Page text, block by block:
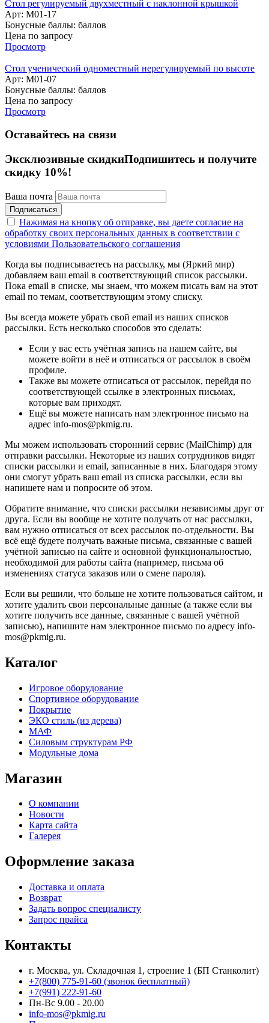
Стол регулируемый двухместный с наклонной крышкой
Арт: M01-17
Бонусные баллы: баллов
Цена по запросу
Просмотр
Стол ученический одноместный нерегулируемый по высоте
Арт: M01-07
Бонусные баллы: баллов
Цена по запросу
Просмотр
Оставайтесь на связи
Эксклюзивные скидкиПодпишитесь и получите
скидку 10%!
Ваша почта
Подписаться
Нажимая на кнопку об отправке, вы даете согласие на
обработку своих персональных данных в соответствии с
условиями Пользовательского соглашения
Когда вы подписываетесь на рассылку, мы (Яркий мир)
добавляем ваш email в соответствующий список рассылки.
Пока email в списке, мы знаем, что можем писать вам на этот
email по темам, соответствующим этому списку.
Вы всегда можете убрать свой email из наших списков
рассылки. Есть несколько способов это сделать:
Если у вас есть учётная запись на нашем сайте, вы
можете войти в неё и отписаться от рассылок в своём
профиле.
Также вы можете отписаться от рассылок, перейдя по
соответствующей ссылке в электронных письмах,
которые вам приходят.
Ещё вы можете написать нам электронное письмо на
адрес info-mos@pkmig.ru.
Мы можем использовать сторонний сервис (MailChimp) для
отправки рассылки. Некоторые из наших сотрудников видят
списки рассылки и email, записанные в них. Благодаря этому
они смогут убрать ваш email из списка рассылки, если вы
напишете нам и попросите об этом.
Обратите внимание, что списки рассылки независимы друг от
друга. Если вы вообще не хотите получать от нас рассылки,
вам нужно отписаться от всех рассылок по-отдельности. Вы
всё ещё будете получать важные письма, связанные с вашей
учётной записью на сайте и основной функциональностью,
необходимой для работы сайта (например, письма об
изменениях статуса заказов или о смене пароля).
Если вы решили, что больше не хотите пользоваться сайтом, и
хотите удалить свои персональные данные (а также если вы
хотите получить все данные, связанные с вашей учётной
записью), напишите нам электронное письмо по адресу info-
mos@pkmig.ru.
Каталог
Игровое оборудование
Спортивное оборудование
Покрытие
ЭКО стиль (из дерева)
МАФ
Силовым структурам РФ
Модульные дома
Магазин
О компании
Новости
Карта сайта
Галерея
Оформление заказа
Доставка и оплата
Возврат
Задать вопрос специалисту
Запрос прайса
Контакты
г. Москва, ул. Складочная 1, строение 1 (БП Станколит)
+7(800) 775-91-60 (звонок бесплатный)
+7(991) 222-91-60
Пн-Вс 9.00 - 20.00
info-mos@pkmig.ru